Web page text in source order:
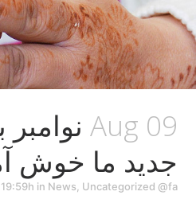
09 Aug
جدید ما خوش
in News Uncategorized @fa